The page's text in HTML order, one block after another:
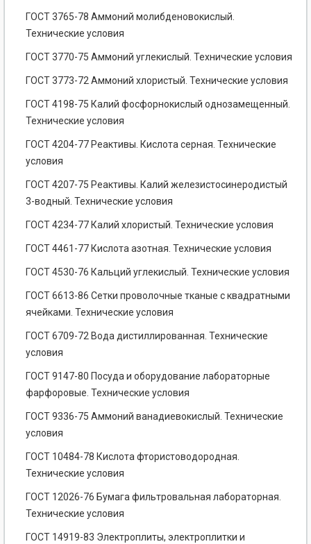
ГОСТ 3765-78 Аммоний молибденовокислый.
Технические условия
ГОСТ 3770-75 Аммоний углекислый. Технические условия
ГОСТ 3773-72 Аммоний хлористый. Технические условия
ГОСТ 4198-75 Калий фосфорнокислый однозамещенный.
Технические условия
ГОСТ 4204-77 Реактивы. Кислота серная. Технические
условия
ГОСТ 4207-75 Реактивы. Калий железистосинеродистый
3-водный. Технические условия
ГОСТ 4234-77 Калий хлористый. Технические условия
ГОСТ 4461-77 Кислота азотная. Технические условия
ГОСТ 4530-76 Кальций углекислый. Технические условия
ГОСТ 6613-86 Сетки проволочные тканые с квадратными
ячейками. Технические условия
ГОСТ 6709-72 Вода дистиллированная. Технические
условия
ГОСТ 9147-80 Посуда и оборудование лабораторные
фарфоровые. Технические условия
ГОСТ 9336-75 Аммоний ванадиевокислый. Технические
условия
ГОСТ 10484-78 Кислота фтористоводородная.
Технические условия
ГОСТ 12026-76 Бумага фильтровальная лабораторная.
Технические условия
ГОСТ 14919-83 Электроплиты, электроплитки и